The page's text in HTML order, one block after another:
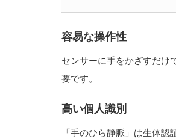
容易な操作性
センサーに手をかざすだけ
要です。
高い個人識別
「手のひら静脈」は生体認